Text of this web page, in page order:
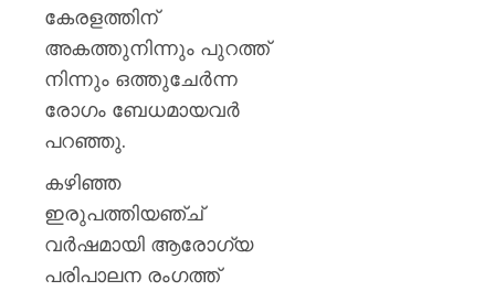
കേരളത്തിന്
അകത്തുനിന്നും പുറത്ത്
നിന്നും ഒത്തുചേർന്ന
രോഗം ബേധമായവർ
പറഞ്ഞു.
കഴിഞ്ഞ
ഇരുപത്തിയഞ്ച്
വർഷമായി ആരോഗ്യ
പരിപാലന രംഗത്ത്